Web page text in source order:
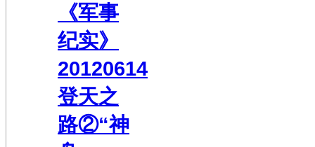
《军事
纪实》
20120614
登天之
路②“神